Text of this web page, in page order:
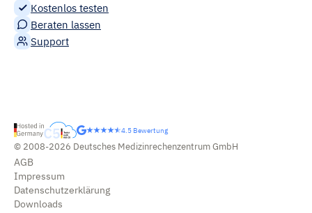
Kostenlos testen
Beraten lassen
Support
4.5 Bewertung
© 2008-2026 Deutsches Medizinrechenzentrum GmbH
AGB
Impressum
Datenschutzerklärung
Downloads